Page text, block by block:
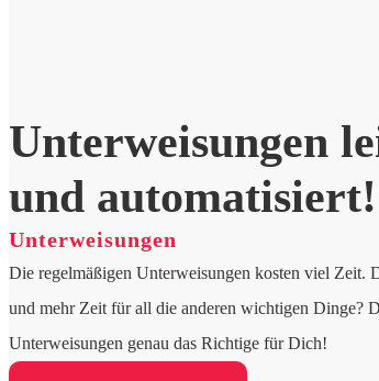
Unterweisungen
und automatisiert!
Unterweisungen
Die regelmäßigen Unterweisungen kosten viel Zeit.
und mehr Zeit für all die anderen wichtigen Dinge?
Unterweisungen genau das Richtige für Dich!